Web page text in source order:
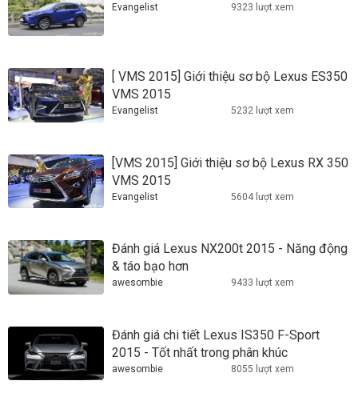
Evangelist 9323 lượt xem
[ VMS 2015] Giới thiệu sơ bộ Lexus ES350
VMS 2015
Evangelist 5232 lượt xem
[VMS 2015] Giới thiệu sơ bộ Lexus RX 350
VMS 2015
Evangelist 5604 lượt xem
Đánh giá Lexus NX200t 2015 - Năng động
& táo bạo hơn
awesombie 9433 lượt xem
Đánh giá chi tiết Lexus IS350 F-Sport
2015 - Tốt nhất trong phân khúc
awesombie 8055 lượt xem